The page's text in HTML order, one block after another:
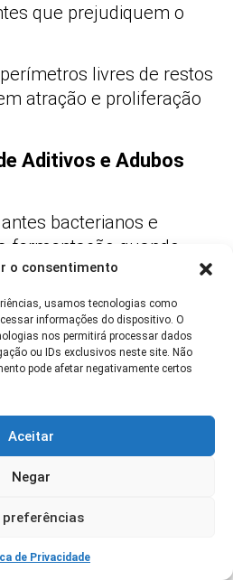
o consentimento
usamos tecnologias como
informações do dispositivo. O
nos permitirá processar dados
ou IDs exclusivos neste site. Não
pode afetar negativamente certos
Aceitar
Negar
preferências
de Privacidade
que prejudiquem o
livres de restos
atração e proliferação
Aditivos e Adubos
bacterianos e
fermentação quando
Escolha
siga dosagens.
por soluções
a anaerobiose e
complementam, não
para avaliar custo-
alimentar
e Emissões
desperdício e